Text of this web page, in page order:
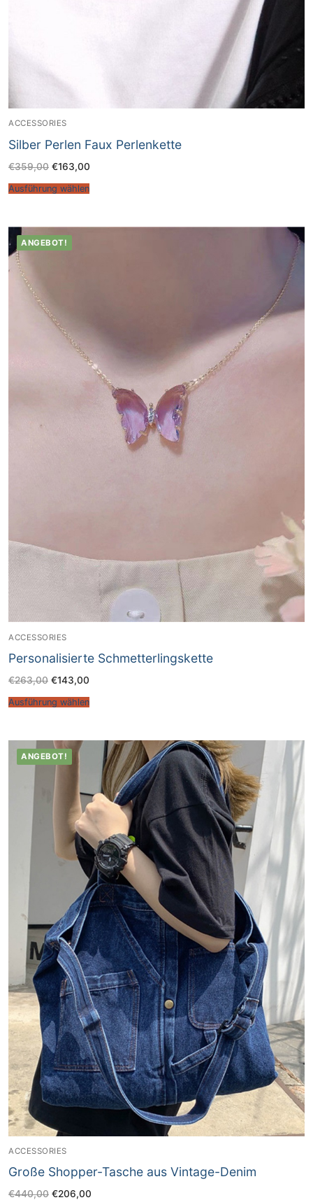
ACCESSORIES
Silber Perlen Faux Perlenkette
€359,00 €163,00
Ausführung wählen
ANGEBOT!
ACCESSORIES
Personalisierte Schmetterlingskette
€263,00 €143,00
Ausführung wählen
ANGEBOT!
ACCESSORIES
Große Shopper-Tasche aus Vintage-Denim
€440,00 €206,00